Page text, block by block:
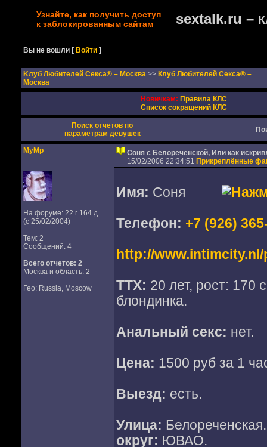
Узнайте, как получить доступ
к заблокированным сайтам
sextalk.ru –
Вы не вошли [Войти ]
Kлуб Любителей Секса® – Москва >> Клуб Любителей Секса® –
Москва
Новичкам: Правила КЛС
Список сокращений КЛС
Поиск отчетов по
параметрам девушек
MyMp
На форуме: 22 г 164 д
(с 25/02/2004)
Тем: 2
Сообщений: 4
Всего отчетов: 2
Москва и область: 2
Гео: Russia, Moscow
Соня с Белореченской, Или как
15/02/2006 22:34:51 Прикреплённые
Имя: Соня
Телефон: +7 (926)
http://
ТТХ: 20 лет, рост: 170
блондинка.
Анальный секс: нет.
Цена: 1500 руб за 1
Выезд: есть.
Улица:
округ: ЮВАО.